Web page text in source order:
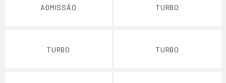
ADMISSÃO TURBO
TURBO TURBO